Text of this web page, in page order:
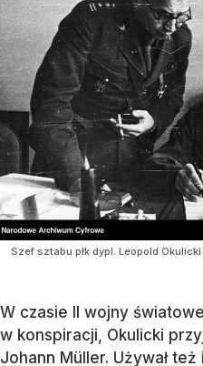
Szef sztabu płk dypl. Leopold
W czasie II wojny
w konspiracji, Okulicki
Johann Müller. Używał